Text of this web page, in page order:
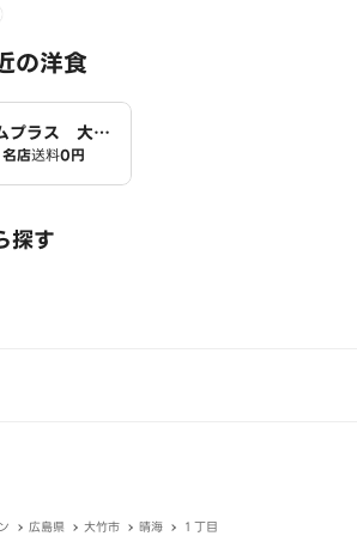
の洋食
プラス 大竹
名店送料0円
探す
広島県 大竹市 晴海 １丁目